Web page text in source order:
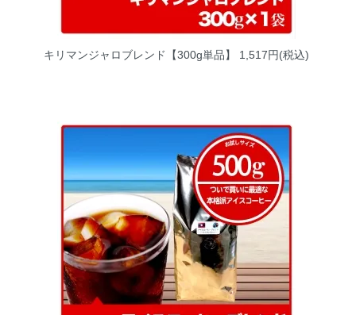
キリマンジャロブレンド【300g単品】 1,517円(税込)